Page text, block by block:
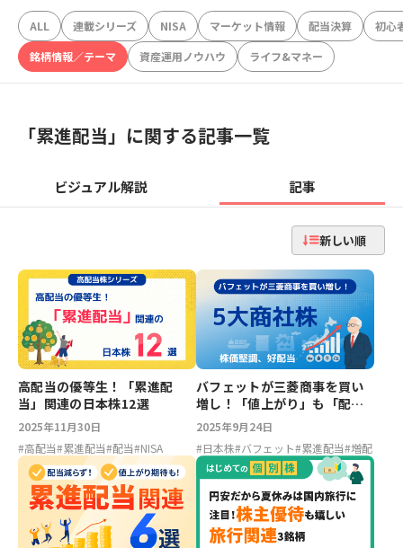
ALL 連載シリーズ NISA マーケット情報 配当決算
初心
銘柄情報／テーマ
資産運用ノウハウ ライフ&マネー
「累進配当」に関する記事一覧
ビジュアル解説 記事
新しい順
高配当の優等生！「累進配
当」関連の日本株12選
2025年11月30日
#高配当#累進配当#配当#NISA
バフェットが三菱商事を買い
増し！「値上がり」も「配
当」も狙える総合商社株
2025年9月24日
#日本株#バフェット#累進配当#増配